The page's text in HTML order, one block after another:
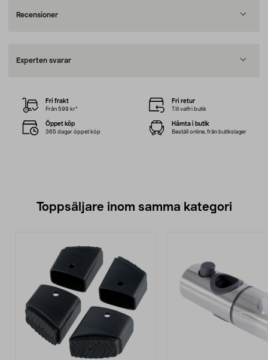
Recensioner
Experten svarar
Fri frakt
Från 599 kr*
Fri retur
Till valfri butik
Öppet köp
365 dagar öppet köp
Hämta i butik
Beställ online, från butikslager
Toppsäljare inom samma kategori